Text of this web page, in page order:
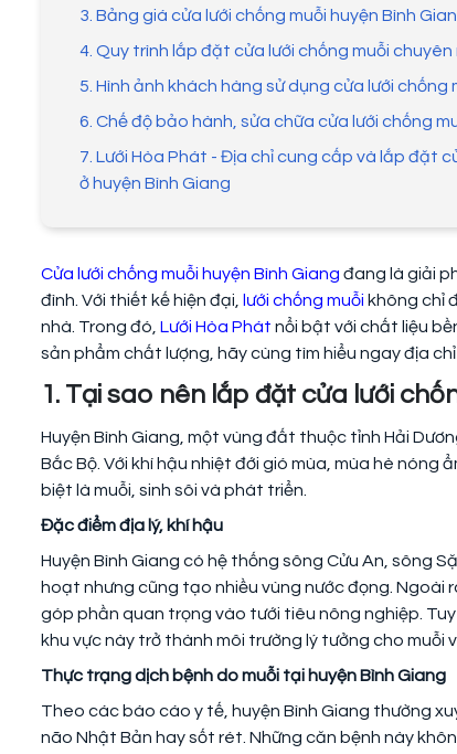
3. Bảng giá cửa lưới chống muỗi huyện Bình
4. Quy trình lắp đặt cửa lưới chống muỗi
5. Hình ảnh khách hàng sử dụng cửa lưới chống
6. Chế độ bảo hành, sửa chữa cửa lưới chống
7. Lưới Hòa Phát - Địa chỉ cung cấp và lắp đặt
ở huyện Bình Giang
Cửa lưới chống muỗi huyện Bình Giang đang là giải
đình. Với thiết kế hiện đại,
lưới chống muỗi không chỉ
nhà. Trong đó, Lưới Hòa Phát nổi bật với chất liệu
sản phẩm chất lượng, hãy cùng tìm hiểu ngay địa
1. Tại sao nên lắp đặt cửa lưới
Huyện Bình Giang, một vùng đất thuộc tỉnh Hải
Bắc Bộ. Với khí hậu nhiệt đới gió mùa, mùa hè nóng
biệt là muỗi, sinh sôi và phát triển.
Đặc điểm địa lý, khí hậu
Huyện Bình Giang có hệ thống sông Cửu An, sông
hoạt nhưng cũng tạo nhiều vùng nước đọng. Ngoài
góp phần quan trọng vào tưới tiêu nông nghiệp.
khu vực này trở thành môi trường lý tưởng cho muỗi
Thực trạng dịch bệnh do muỗi tại huyện Bình Giang
Theo các báo cáo y tế, huyện Bình Giang thường
não Nhật Bản hay sốt rét. Những căn bệnh này